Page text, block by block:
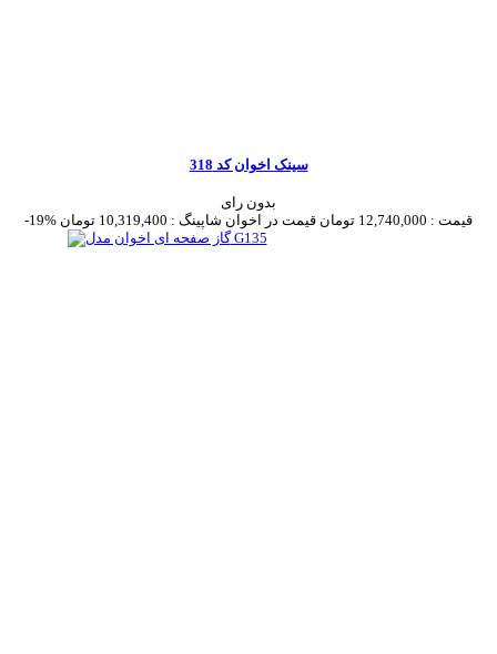
سینک اخوان کد 318
بدون رای
-19%
قیمت : 12,740,000 تومان قیمت در اخوان شاپینگ : 10,319,400 تومان